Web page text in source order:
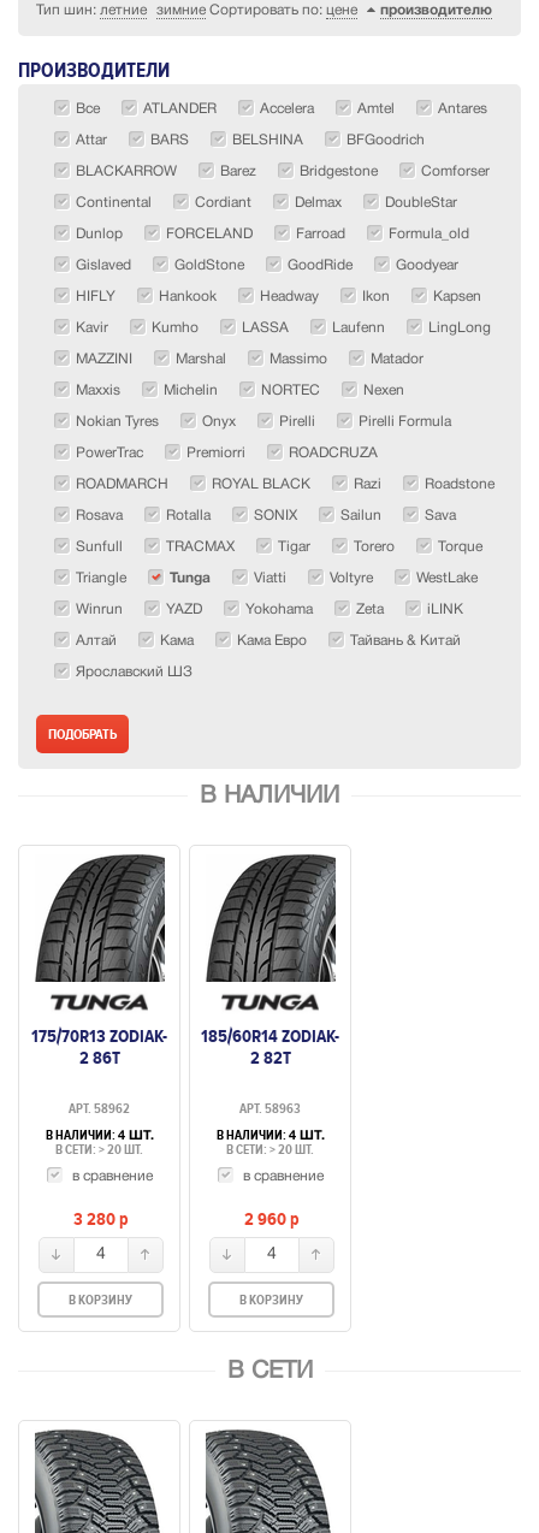
Тип шин: летние зимние Сортировать по: цене производителю
ПРОИЗВОДИТЕЛИ
Все ATLANDER Accelera Amtel Antares
Attar BARS BELSHINA BFGoodrich
BLACKARROW Barez Bridgestone Comforser
Continental Cordiant Delmax DoubleStar
Dunlop FORCELAND Farroad Formula_old
Gislaved GoldStone GoodRide Goodyear
HIFLY Hankook Headway Ikon Kapsen
Kavir Kumho LASSA Laufenn LingLong
MAZZINI Marshal Massimo Matador
Maxxis Michelin NORTEC Nexen
Nokian Tyres Onyx Pirelli Pirelli Formula
PowerTrac Premiorri ROADCRUZA
ROADMARCH ROYAL BLACK Razi Roadstone
Rosava Rotalla SONIX Sailun Sava
Sunfull TRACMAX Tigar Torero Torque
Triangle Tunga Viatti Voltyre WestLake
Winrun YAZD Yokohama Zeta iLINK
Алтай Кама Кама Евро Тайвань & Китай
Ярославский ШЗ
В НАЛИЧИИ
175/70R13 ZODIAK-
2 86T
АРТ. 58962
В НАЛИЧИИ: 4 ШТ.
В СЕТИ: > 20 ШТ.
в сравнение
3 280p
4
В КОРЗИНУ
185/60R14 ZODIAK-
2 82T
АРТ. 58963
В НАЛИЧИИ: 4 ШТ.
В СЕТИ: > 20 ШТ.
в сравнение
2 960p
4
В КОРЗИНУ
В СЕТИ